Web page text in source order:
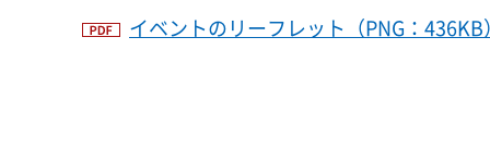
イベントのリーフレット（PNG：436KB